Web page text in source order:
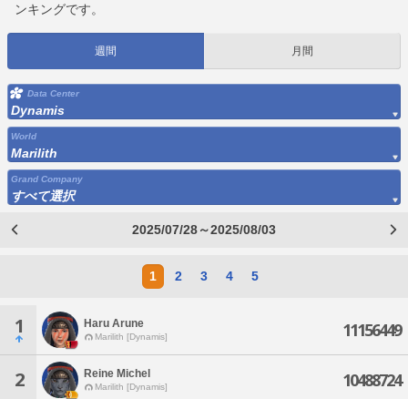
ンキングです。
週間 月間
Data Center
Dynamis
World
Marilith
Grand Company
すべて選択
2025/07/28～2025/08/03
1 2 3 4 5
1 Haru Arune
Marilith [Dynamis] 11156449
2 Reine Michel
Marilith [Dynamis] 10488724